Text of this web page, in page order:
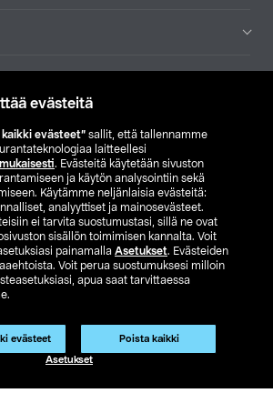
evästeitä
kaikki evästeet” sallit, että tallennamme
laitteellesi
. Evästeitä käytetään sivuston
ja käytön analysointiin sekä
Käytämme neljänlaisia evästeitä:
analyyttiset ja mainosevästeet.
ei tarvita suostumustasi, sillä ne ovat
sisällön toimimisen kannalta. Voit
painamalla Asetukset. Evästeiden
Voit perua suostumuksesi milloin
apua saat tarvittaessa
evästeet Poista kaikki
Asetukset
Etsi myymälä
SE NO FI
FI SV
Ostoehdot